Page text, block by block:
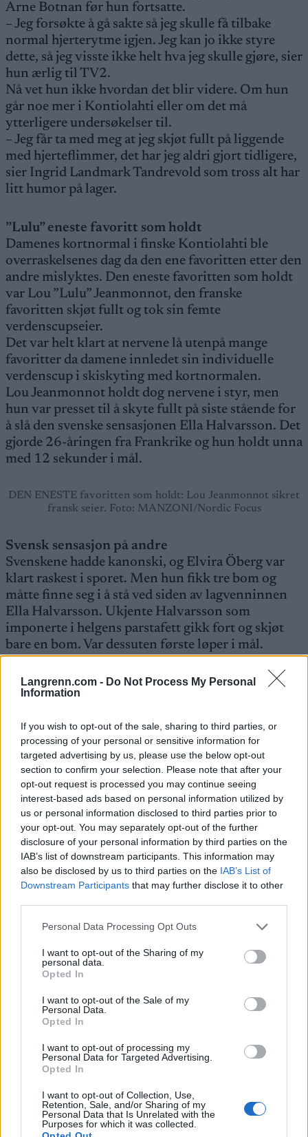
Langrenn.com - Do Not Process My Personal
Information
If you wish to opt-out of the sale, sharing to third parties, or
processing of your personal or sensitive information for
targeted advertising by us, please use the below opt-out
section to confirm your selection. Please note that after your
opt-out request is processed you may continue seeing
interest-based ads based on personal information utilized by
us or personal information disclosed to third parties prior to
your opt-out. You may separately opt-out of the further
disclosure of your personal information by third parties on the
IAB’s list of downstream participants. This information may
also be disclosed by us to third parties on the IAB’s List of
Downstream Participants that may further disclose it to other
Please note that this website/app uses one or more Google
not limited to your visit or usage behaviour. You may click to
grant or deny consent to Google and its third-party tags to
use your data for below specified purposes in below Google
consent section.
Personal Data Processing Opt Outs
I want to opt-out of the Sharing of my
personal data.
Opted In
I want to opt-out of the Sale of my
Personal Data.
Opted In
I want to opt-out of processing my
Personal Data for Targeted Advertising.
Opted In
I want to opt-out of Collection, Use,
Retention, Sale, and/or Sharing of my
Personal Data that Is Unrelated with the
Purposes for which it was collected.
Arne Botnan før hun fortsatte.
– Jeg forsøkte å gå sakte så jeg skulle få tilbake
normal hjerterytme igjen. Jeg kan jo ikke styre
dette, så jeg visste ikke helt hva jeg skulle gjøre, sier
hun ærlig til TV2.
Nå vet hun ikke hvordan det blir videre. Om hun
går noe mer i Kontiolahti eller om det må
ytterligere undersøkelser til.
– Jeg får ta med meg at jeg skjøt fullt på liggende
med hjerteflimmer, det har jeg aldri gjort tidligere,
sier Ingrid Landmark Tandrevold som tross alt har
litt humor på lager.
”Lulu” eneste favoritt som holdt
Damenes kortnormal i finske Kontiolahti ble
overraskelsenes dag da den ene favoritten etter den
andre mislyktes. Den eneste favoritten som holdt
var Lou ”Lulu” Jeanmonnot, den franske
favoritten skjøt fullt og tok sin femte
verdenscupseier.
Det var helt klart at nervene lå utenpå mange
favoritter da damene innledet sin individuelle
verdenscup i skiskyting med kortnormalen.
Lou Jeanmonnot holdt dog nervene i styr, men
hun var presset til å skyte fullt på siste stående for
å slå den svenske sensasjonen Ella Halvarsson. Det
gjorde 26-åringen fra Frankrike og hun holdt unna
med 12 sekunder i mål.
DEN ENESTE favoritten som holdt: Lou Jeanmonnot sikret
fransk seier. Foto: MANZONI/Nordic Focus
Svensk sensasjon på andre
Svenskene hadde kanonski, og Elvira Öberg var
klart raskest i sporet. Men hun fikk tre bom og
måtte finne seg i å stå ved siden av lagvenninnen
Ella Halvarsson. Ukjente Halvarsson som
imponerte i helgens parstafett gikk fort og skjøt
bare en bom. Var dessuten første løper i mål.
hennes beste i verdenscupen fra før var en
33.plass!
så bra ski at jeg nesten kjørte ut av sporet. Dette må
jo være mitt livs løp, sier den nye svenske stjernen.
SENSAJONS-ELLA på andre! Ella Halvarsson hadde aldri
vært bedre enn nummer 33. Foto: MANZONI/Nordic Focus
Tobias jublet for Natalia
26-årige Natalia Sidorowicz fra Polen var en
annen sensasjon på 4.plass. Hun hadde som best
en 14.plass fra jaktstarten under VM i Nove Mesto
Torgersen til å juble i de finske skogene.
22-årige Oceane Michelon fra Frankrike skjøt for
en seier eller andreplass på siste stående men
bommet sine to siste skudd. Hun ble nummer 7,
men hun var også et av de store utropstegnene.
For de norske damene ble det en riktig nedtur.
Ingrid Landmark Tandrevold var med i
runden der hun hadde en av de dårligste tidene.
Årsaken fikk vi altså etterpå: Hjerteflimmer og et
ødelagt løp på grunn av det.